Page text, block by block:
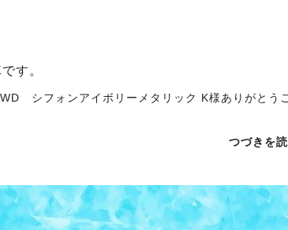
す。
シフォンアイボリーメタリック K様ありがとう
つづきを